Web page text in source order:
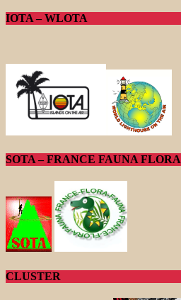
IOTA – WLOTA
SOTA – FRANCE FAUNA FLORA
CLUSTER